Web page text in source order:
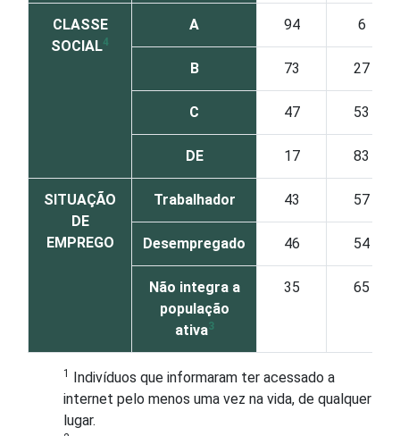
CLASSE
SOCIAL4
A 94 6
B 73 27
C 47 53
DE 17 83
SITUAÇÃO
DE
EMPREGO
Trabalhador 43 57
Desempregado 46 54
Não integra a
população
ativa3
35 65
1 Indivíduos que informaram ter acessado a
internet pelo menos uma vez na vida, de qualquer
lugar.